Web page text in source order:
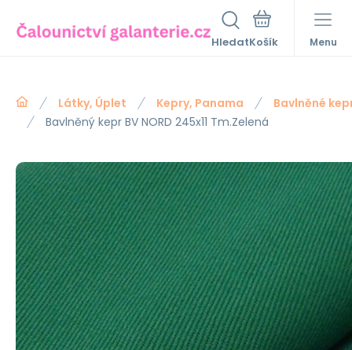
Hledat Menu
Látky, Úplet Kepry, Panama
Bavlněné
Bavlněný kepr BV NORD 245x11 Tm.Zelená